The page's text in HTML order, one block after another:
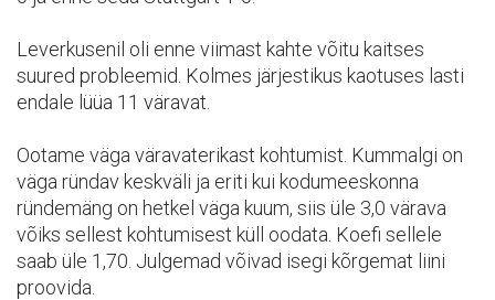
Leverkusenil oli enne viimast kahte võitu kaitses
suured probleemid. Kolmes järjestikus kaotuses lasti
endale lüüa 11 väravat.
Ootame väga väravaterikast kohtumist. Kummalgi on
väga ründav keskväli ja eriti kui kodumeeskonna
ründemäng on hetkel väga kuum, siis üle 3,0 värava
võiks sellest kohtumisest küll oodata. Koefi sellele
saab üle 1,70. Julgemad võivad isegi kõrgemat liini
proovida.